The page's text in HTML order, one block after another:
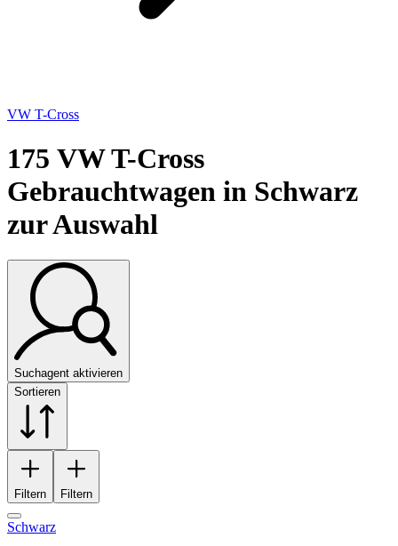
VW T-Cross
175 VW T-Cross
Gebrauchtwagen in Schwarz
zur Auswahl
Suchagent aktivieren
Sortieren
Filtern Filtern
Schwarz